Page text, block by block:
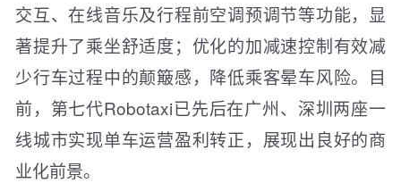
交互、在线音乐及行程前空调预调节等功能，显
著提升了乘坐舒适度；优化的加减速控制有效减
少行车过程中的颠簸感，降低乘客晕车风险。目
前，第七代Robotaxi已先后在广州、深圳两座一
线城市实现单车运营盈利转正，展现出良好的商
业化前景。